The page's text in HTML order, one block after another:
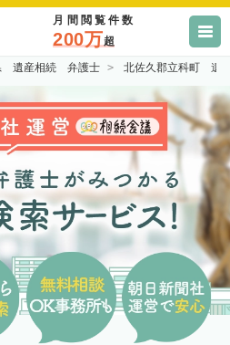
月間閲覧件数
200万超
遺産相続 弁護士 北佐久郡立科町 遺